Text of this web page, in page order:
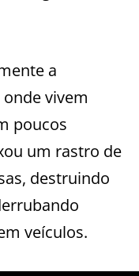
a
vivem
poucos
um rastro de
destruindo
veículos.